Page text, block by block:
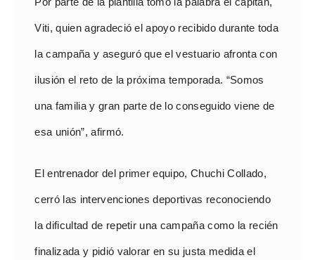
Viti, quien agradeció el apoyo recibido durante toda
la campaña y aseguró que el vestuario afronta con
ilusión el reto de la próxima temporada. “Somos
una familia y gran parte de lo conseguido viene de
esa unión”, afirmó.
El entrenador del primer equipo, Chuchi Collado,
cerró las intervenciones deportivas reconociendo
la dificultad de repetir una campaña como la recién
finalizada y pidió valorar en su justa medida el